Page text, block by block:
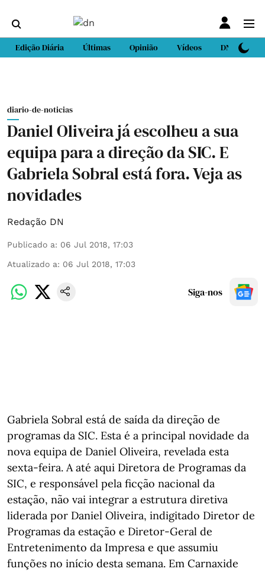
Edição Diária Últimas Opinião Vídeos DN Sport
diario-de-noticias
Daniel Oliveira já escolheu a sua
equipa para a direção da SIC. E
Gabriela Sobral está fora. Veja as
novidades
Redação DN
Publicado a: 06 Jul 2018, 17:03
Atualizado a: 06 Jul 2018, 17:03
Siga-nos
Gabriela Sobral está de saída da direção de
programas da SIC. Esta é a principal novidade da
nova equipa de Daniel Oliveira, revelada esta
sexta-feira. A até aqui Diretora de Programas da
SIC, e responsável pela ficção nacional da
estação, não vai integrar a estrutura diretiva
liderada por Daniel Oliveira, indigitado Diretor de
Programas da estação e Diretor-Geral de
Entretenimento da Impresa e que assumiu
funções no início desta semana. Em Carnaxide